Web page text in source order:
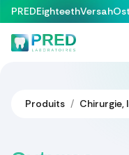
Se rendre au contenu
PREDEighteethVersah
Produits Chirurgie,